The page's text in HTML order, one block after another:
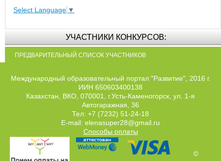
Select Language ▼
УЧАСТНИКИ КОНКУРСОВ:
ПРЕДВАРИТЕЛЬНЫЙ СПИСОК УЧАСТНИКОВ
Международный образовательный портал "Развитие", 2016 г.
ИИН 650603400138
Казахстан, ВКО, 070001, г.Усть-Каменогорск, ул. 1-я
Автогаражная, 36
Тел: +7 (7232) 51-24-18
E-mail: elenasuper28@gmail.ru
Способы оплаты
©